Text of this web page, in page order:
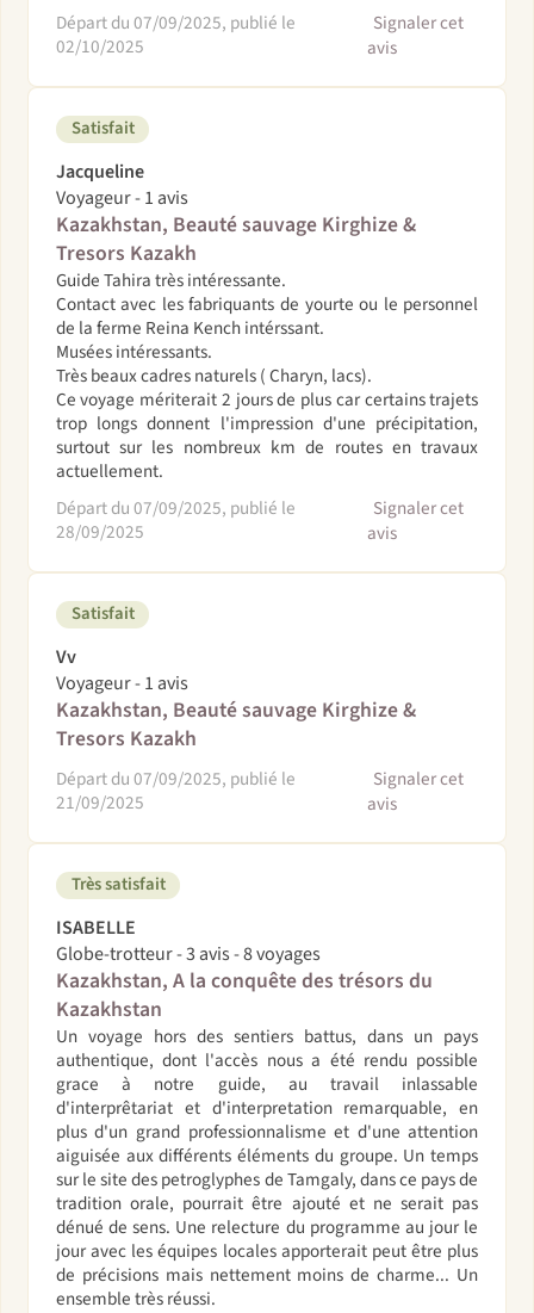
Départ du 07/09/2025, publié le
02/10/2025
Signaler cet
avis
Satisfait
Jacqueline
Voyageur - 1 avis
Kazakhstan, Beauté sauvage Kirghize &
Tresors Kazakh
Guide Tahira très intéressante.
Contact avec les fabriquants de yourte ou le personnel
de la ferme Reina Kench intérssant.
Musées intéressants.
Très beaux cadres naturels ( Charyn, lacs).
Ce voyage mériterait 2 jours de plus car certains trajets
trop longs donnent l'impression d'une précipitation,
surtout sur les nombreux km de routes en travaux
actuellement.
Départ du 07/09/2025, publié le
28/09/2025
Signaler cet
avis
Satisfait
Vv
Voyageur - 1 avis
Kazakhstan, Beauté sauvage Kirghize &
Tresors Kazakh
Départ du 07/09/2025, publié le
21/09/2025
Signaler cet
avis
Très satisfait
ISABELLE
Globe-trotteur - 3 avis - 8 voyages
Kazakhstan, A la conquête des trésors du
Kazakhstan
Un voyage hors des sentiers battus, dans un pays
authentique, dont l'accès nous a été rendu possible
grace à notre guide, au travail inlassable
d'interprêtariat et d'interpretation remarquable, en
plus d'un grand professionnalisme et d'une attention
aiguisée aux différents éléments du groupe. Un temps
sur le site des petroglyphes de Tamgaly, dans ce pays de
tradition orale, pourrait être ajouté et ne serait pas
dénué de sens. Une relecture du programme au jour le
jour avec les équipes locales apporterait peut être plus
de précisions mais nettement moins de charme... Un
ensemble très réussi.